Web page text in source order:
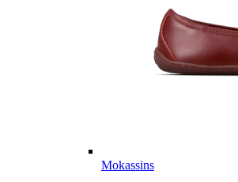
Mokassins